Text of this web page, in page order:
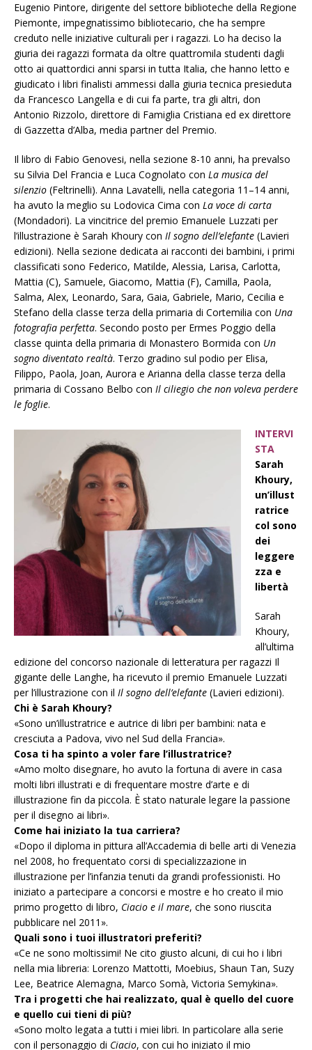
Eugenio Pintore, dirigente del settore biblioteche della Regione
Piemonte, impegnatissimo bibliotecario, che ha sempre
creduto nelle iniziative culturali per i ragazzi. Lo ha deciso la
giuria dei ragazzi formata da oltre quattromila studenti dagli
otto ai quattordici anni sparsi in tutta Italia, che hanno letto e
giudicato i libri finalisti ammessi dalla giuria tecnica presieduta
da Francesco Langella e di cui fa parte, tra gli altri, don
Antonio Rizzolo, direttore di Famiglia Cristiana ed ex direttore
di Gazzetta d’Alba, media partner del Premio.
Il libro di Fabio Genovesi, nella sezione 8-10 anni, ha prevalso
su Silvia Del Francia e Luca Cognolato con La musica del
silenzio (Feltrinelli). Anna Lavatelli, nella categoria 11–14 anni,
ha avuto la meglio su Lodovica Cima con La voce di carta
(Mondadori). La vincitrice del premio Emanuele Luzzati per
l’illustrazione è Sarah Khoury con Il sogno dell’elefante (Lavieri
edizioni). Nella sezione dedicata ai racconti dei bambini, i primi
classificati sono Federico, Matilde, Alessia, Larisa, Carlotta,
Mattia (C), Samuele, Giacomo, Mattia (F), Camilla, Paola,
Salma, Alex, Leonardo, Sara, Gaia, Gabriele, Mario, Cecilia e
Stefano della classe terza della primaria di Cortemilia con Una
fotografia perfetta. Secondo posto per Ermes Poggio della
classe quinta della primaria di Monastero Bormida con Un
sogno diventato realtà. Terzo gradino sul podio per Elisa,
Filippo, Paola, Joan, Aurora e Arianna della classe terza della
primaria di Cossano Belbo con Il ciliegio che non voleva perdere
le foglie.
INTERVI
STA
Sarah
Khoury,
un’illust
ratrice
col sono
dei
leggere
zza e
libertà
Sarah
Khoury,
all’ultima
edizione del concorso nazionale di letteratura per ragazzi Il
gigante delle Langhe, ha ricevuto il premio Emanuele Luzzati
per l’illustrazione con il Il sogno dell’elefante (Lavieri edizioni).
Chi è Sarah Khoury?
«Sono un’illustratrice e autrice di libri per bambini: nata e
cresciuta a Padova, vivo nel Sud della Francia».
Cosa ti ha spinto a voler fare l’illustratrice?
«Amo molto disegnare, ho avuto la fortuna di avere in casa
molti libri illustrati e di frequentare mostre d’arte e di
illustrazione fin da piccola. È stato naturale legare la passione
per il disegno ai libri».
Come hai iniziato la tua carriera?
«Dopo il diploma in pittura all’Accademia di belle arti di Venezia
nel 2008, ho frequentato corsi di specializzazione in
illustrazione per l’infanzia tenuti da grandi professionisti. Ho
iniziato a partecipare a concorsi e mostre e ho creato il mio
primo progetto di libro, Ciacio e il mare, che sono riuscita
pubblicare nel 2011».
Quali sono i tuoi illustratori preferiti?
«Ce ne sono moltissimi! Ne cito giusto alcuni, di cui ho i libri
nella mia libreria: Lorenzo Mattotti, Moebius, Shaun Tan, Suzy
Lee, Beatrice Alemagna, Marco Somà, Victoria Semykina».
Tra i progetti che hai realizzato, qual è quello del cuore
e quello cui tieni di più?
«Sono molto legata a tutti i miei libri. In particolare alla serie
con il personaggio di Ciacio, con cui ho iniziato il mio